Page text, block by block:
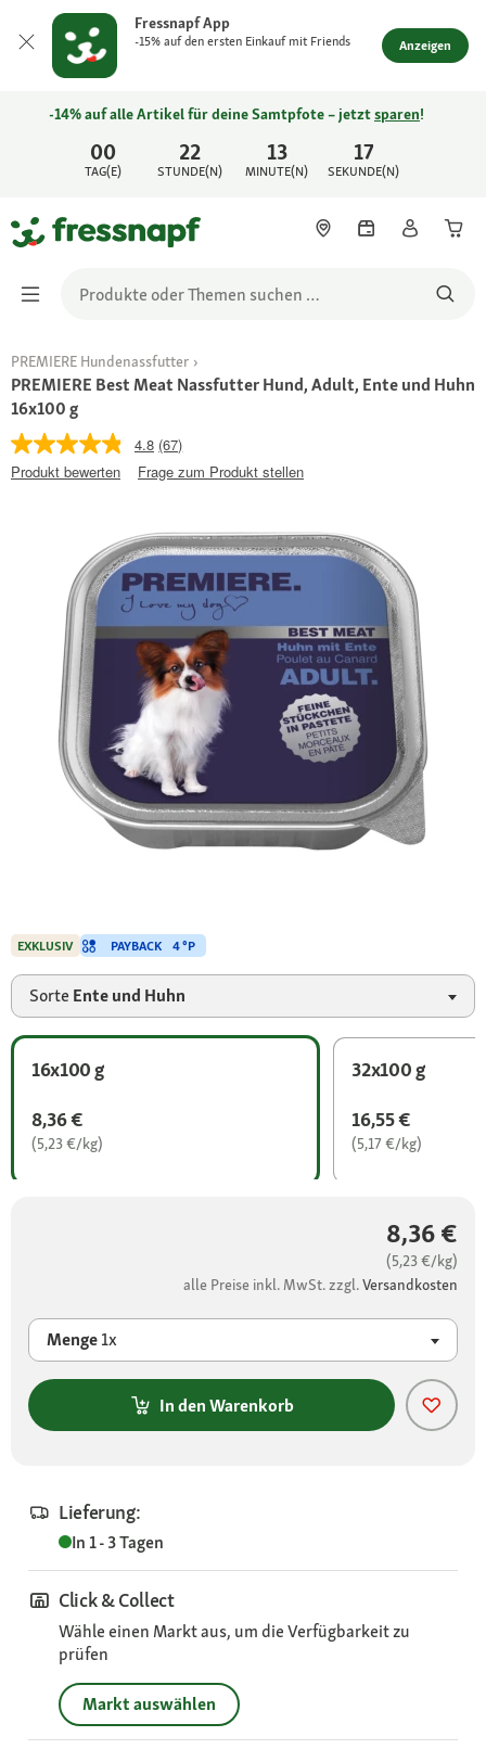
Fressnapf App
-15% auf den ersten Einkauf mit Friends Anzeigen
00
TAG(E)
22
STUNDE(N)
13
MINUTE(N)
17
SEKUNDE(N)
-14% auf alle Artikel für deine Samtpfote – jetztsparen!
PREMIERE Hundenassfutter
PREMIERE Best Meat Nassfutter Hund, Adult, Ente und Huhn
16x100 g
4.8 (67)
Produkt bewerten
Frage zum Produkt stellen
Sorte Ente und Huhn
16x100 g
8,36 €
(5,23 €/kg)
32x100 g
16,55 €
(5,17 €/kg)
8,36 €
(5,23 €/kg)
alle Preise inkl. MwSt. zzgl.Versandkosten
Menge1x
In den Warenkorb
Lieferung:
In 1 - 3 Tagen
Click & Collect
Wähle einen Markt aus, um die Verfügbarkeit zu
prüfen
Markt auswählen
EXKLUSIV PAYBACK 4 °P